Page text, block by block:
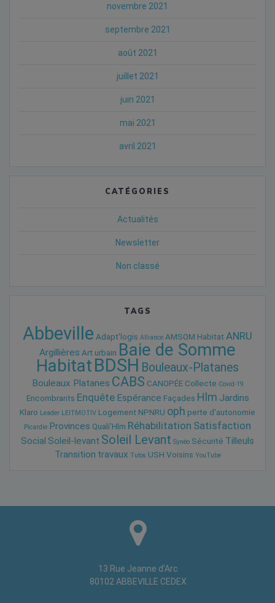
novembre 2021
septembre 2021
août 2021
juillet 2021
juin 2021
mai 2021
avril 2021
CATÉGORIES
Actualités
Newsletter
Non classé
TAGS
Abbeville Adapt'logis Alliance AMSOM Habitat ANRU
Argillières Art urbain Baie de Somme
HabitatBDSH Bouleaux-Platanes
Bouleaux Platanes CABS CANOPÉE Collecte Covid-19
Encombrants Enquête Espérance Façades Hlm Jardins
Klaro Leader LEITMOTIV Logement NPNRU oph perte d'autonomie
Picardie Provinces Quali'Hlm Réhabilitation Satisfaction
Social Soleil-levant Soleil Levant Synéo Sécurité Tilleuls
Transition travaux Tutos USH Voisins YouTube
13 Rue Jeanne d’Arc
80102 ABBEVILLE CEDEX